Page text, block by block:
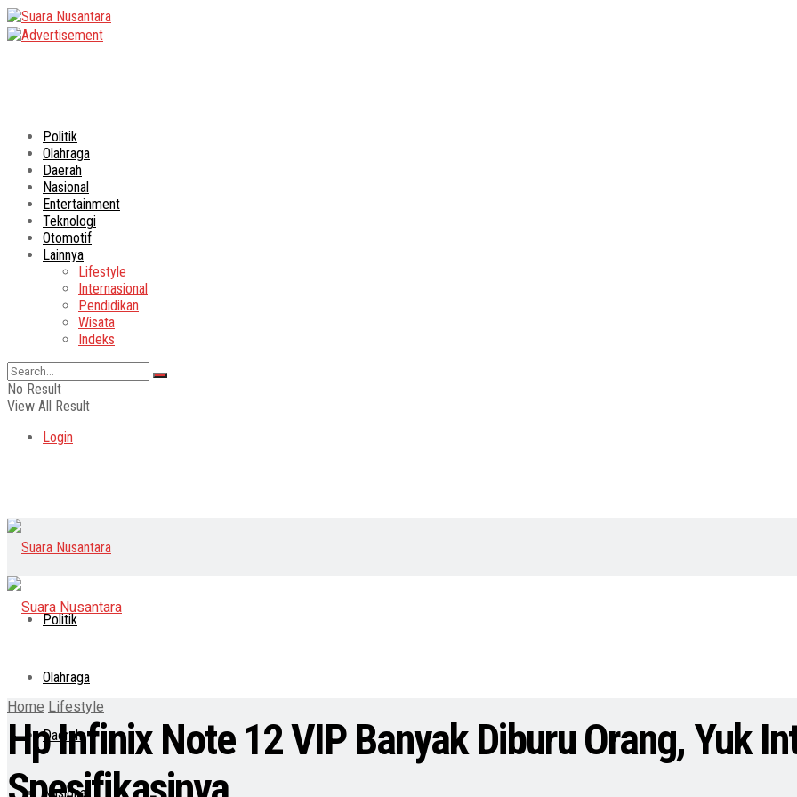
Politik
Olahraga
Daerah
Nasional
Entertainment
Teknologi
Otomotif
Lainnya
Lifestyle
Internasional
Pendidikan
Wisata
Indeks
No Result
View All Result
Login
Politik
Olahraga
Daerah
Nasional
Home Lifestyle
Hp Infinix Note 12 VIP Banyak Diburu Orang, Yuk